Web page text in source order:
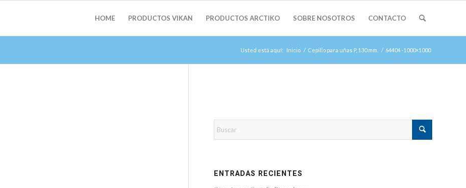
HOME PRODUCTOS VIKAN PRODUCTOS ARCTIKO SOBRE NOSOTROS CONTACTO
Usted está aquí: Inicio / Cepillo para uñas P, 130 mm. / 64404 -1000×1000
ENTRADAS RECIENTES